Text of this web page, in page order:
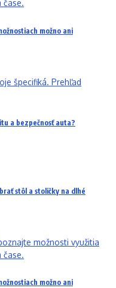
možno ani
a bezpečnosť auta?
stôl a stoličky na dlhé
možno ani